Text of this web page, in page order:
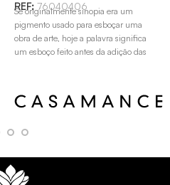
REF: 76040406
Se originalmente sinopia era um
pigmento usado para esboçar uma
obra de arte, hoje a palavra significa
um esboço feito antes da adição das
Sinopia está disponível em cinco cores.
O desenho representa uma coleção de
harmonizam lindamente com o grão